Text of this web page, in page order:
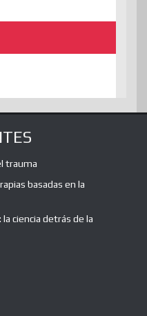
trauma
basadas en la
ciencia detrás de la